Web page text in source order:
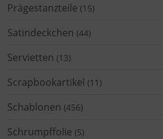
Prägestanzteile (15)
Satindeckchen (44)
Servietten (13)
Scrapbookartikel (11)
Schablonen (456)
Schrumpffolie (5)